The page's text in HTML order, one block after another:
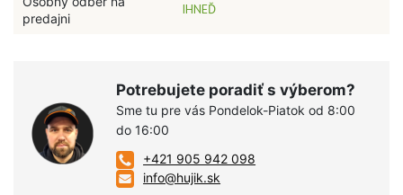
predajni
IHNEĎ
Potrebujete poradiť s výberom?
Sme tu pre vás Pondelok-Piatok od 8:00
do 16:00
+421 905 942 098
info@hujik.sk